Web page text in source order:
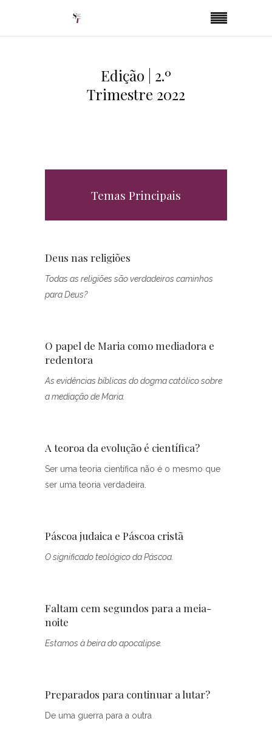
Edição | 2.º
Trimestre 2022
Temas Principais
Deus nas religiões
Todas as religiões são verdadeiros caminhos
para Deus?
O papel de Maria como mediadora e
redentora
As evidências bíblicas do dogma católico sobre
a mediação de Maria.
A teoroa da evolução é científica?
Ser uma teoria científica não é o mesmo que
ser uma teoria verdadeira.
Páscoa judaica e Páscoa cristã
O significado teológico da Páscoa.
Faltam cem segundos para a meia-
noite
Estamos à beira do apocalipse.
Preparados para continuar a lutar?
De uma guerra para a outra